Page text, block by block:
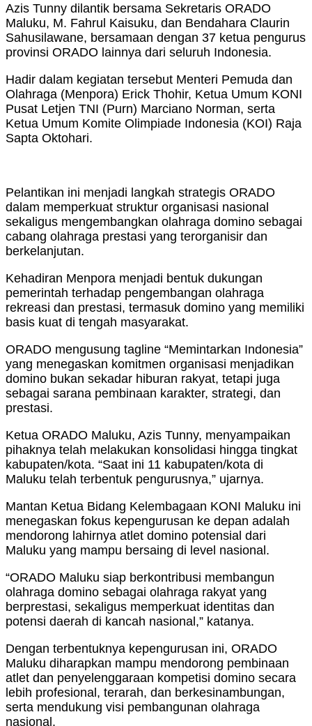
Azis Tunny dilantik bersama Sekretaris ORADO
Maluku, M. Fahrul Kaisuku, dan Bendahara Claurin
Sahusilawane, bersamaan dengan 37 ketua pengurus
provinsi ORADO lainnya dari seluruh Indonesia.
Hadir dalam kegiatan tersebut Menteri Pemuda dan
Olahraga (Menpora) Erick Thohir, Ketua Umum KONI
Pusat Letjen TNI (Purn) Marciano Norman, serta
Ketua Umum Komite Olimpiade Indonesia (KOI) Raja
Sapta Oktohari.
Pelantikan ini menjadi langkah strategis ORADO
dalam memperkuat struktur organisasi nasional
sekaligus mengembangkan olahraga domino sebagai
cabang olahraga prestasi yang terorganisir dan
berkelanjutan.
Kehadiran Menpora menjadi bentuk dukungan
pemerintah terhadap pengembangan olahraga
rekreasi dan prestasi, termasuk domino yang memiliki
basis kuat di tengah masyarakat.
ORADO mengusung tagline “Memintarkan Indonesia”
yang menegaskan komitmen organisasi menjadikan
domino bukan sekadar hiburan rakyat, tetapi juga
sebagai sarana pembinaan karakter, strategi, dan
prestasi.
Ketua ORADO Maluku, Azis Tunny, menyampaikan
pihaknya telah melakukan konsolidasi hingga tingkat
kabupaten/kota. “Saat ini 11 kabupaten/kota di
Maluku telah terbentuk pengurusnya,” ujarnya.
Mantan Ketua Bidang Kelembagaan KONI Maluku ini
menegaskan fokus kepengurusan ke depan adalah
mendorong lahirnya atlet domino potensial dari
Maluku yang mampu bersaing di level nasional.
“ORADO Maluku siap berkontribusi membangun
olahraga domino sebagai olahraga rakyat yang
berprestasi, sekaligus memperkuat identitas dan
potensi daerah di kancah nasional,” katanya.
Dengan terbentuknya kepengurusan ini, ORADO
Maluku diharapkan mampu mendorong pembinaan
atlet dan penyelenggaraan kompetisi domino secara
lebih profesional, terarah, dan berkesinambungan,
serta mendukung visi pembangunan olahraga
nasional.